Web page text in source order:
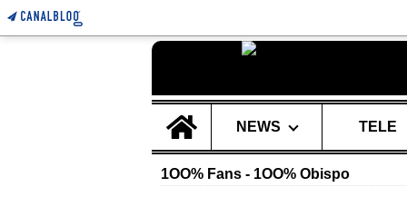
NEWS
TELE
1OO% Fans - 1OO% Obispo